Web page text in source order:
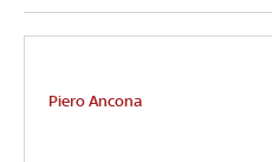
Piero Ancona